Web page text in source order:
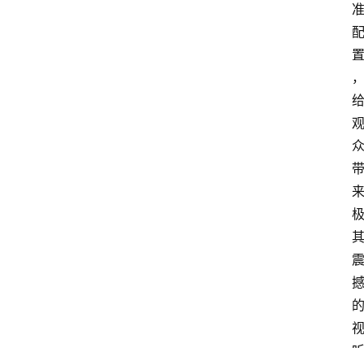
准
配
置
，
给
观
众
带
来
极
其
震
撼
的
视